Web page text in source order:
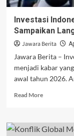
Investasi
Sampaikan
Jawara Berita
Jawara Berita –
menjadi kabar
awal tahun 2026.
Read MoreRead
Investasi
Indonesia